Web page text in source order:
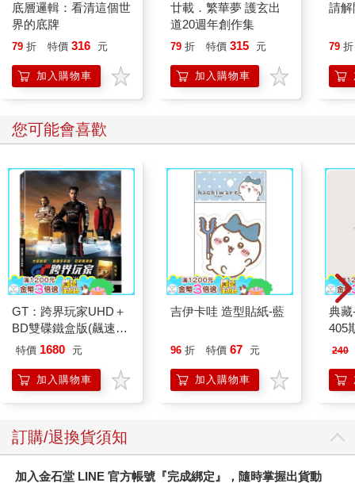
底層邏輯：看清這個世
界的底牌
79 折 特價 316 元
加入購物車
廿載．繁華夢 護玄出
道20週年創作集
79 折 特價 315 元
加入購物車
請解
79 折
您可能會喜歡
GT：跨界玩家UHD＋
BD雙碟鐵盒版(飆速
金)
特價 1680 元
加入購物車
吉伊卡哇 造型貼紙-藍
96 折 特價 67 元
加入購物車
典藏
405
240
訂購/退換貨須知
加入金石堂 LINE 官方帳號『完成綁定』，隨時掌握出貨動